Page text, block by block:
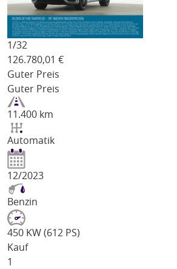
1/32
126.780,01 €
Guter Preis
Guter Preis
11.400 km
Automatik
12/2023
Benzin
450 KW (612 PS)
Kauf
1